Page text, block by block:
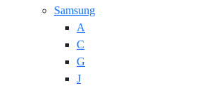
Samsung
A
C
G
J